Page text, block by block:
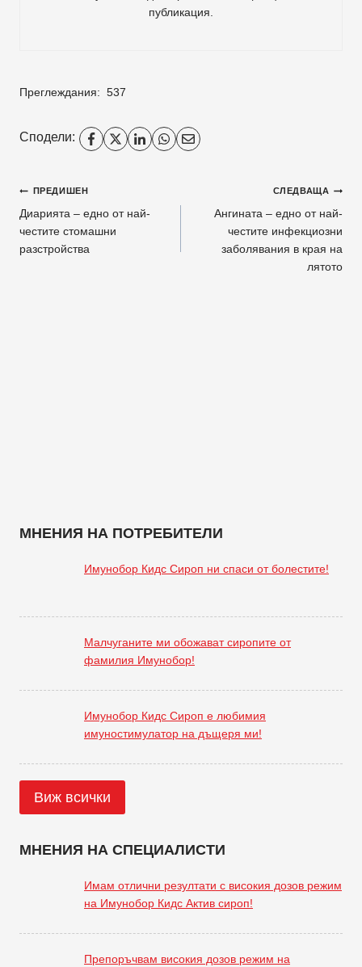
публикация.
Преглеждания: 537
Сподели:
Навигация
ПРЕДИШЕН
Диарията – едно от най-
честите стомашни
разстройства
СЛЕДВАЩА
Ангината – едно от най-
честите инфекциозни
заболявания в края на
лятото
МНЕНИЯ НА ПОТРЕБИТЕЛИ
Имунобор Кидс Сироп ни спаси от болестите!
Малчуганите ми обожават сиропите от
фамилия Имунобор!
Имунобор Кидс Сироп е любимия
имуностимулатор на дъщеря ми!
Виж всички
МНЕНИЯ НА СПЕЦИАЛИСТИ
Имам отлични резултати с високия дозов режим
на Имунобор Кидс Актив сироп!
Препоръчвам високия дозов режим на